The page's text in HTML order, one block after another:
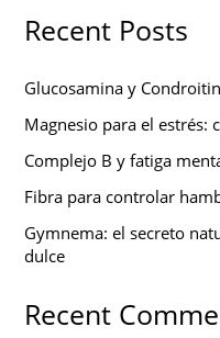
Recent Posts
Glucosamina y
Magnesio para el estrés:
Complejo B y fatiga
Fibra para controlar
Gymnema: el secreto
dulce
Recent